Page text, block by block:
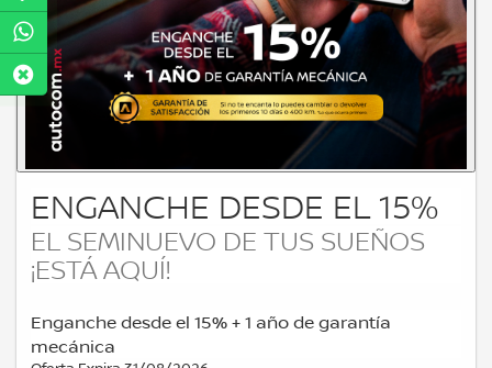
ENGANCHE DESDE EL 15%
EL SEMINUEVO DE TUS SUEÑOS
¡ESTÁ AQUÍ!
Enganche desde el 15% + 1 año de garantía
mecánica